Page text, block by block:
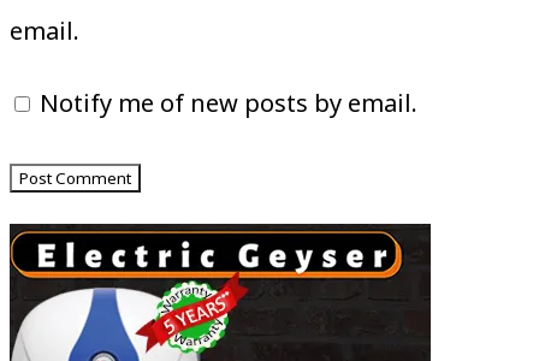
email.
Notify me of new posts by email.